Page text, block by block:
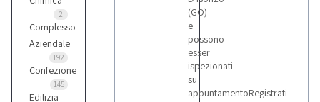
2
Complesso
Aziendale
192
Confezione
145
Edilizia
(GO)
e
possono
esser
ispezionati
su
appuntamentoRegistrati